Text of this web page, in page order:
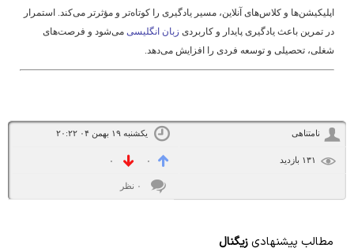
اپلیکیشن‌ها و کلاس‌های آنلاین، مسیر یادگیری را کوتاه‌تر و مؤثرتر می‌کند. استمرار
در تمرین باعث یادگیری پایدار و کاربردیزبان انگلیسیمی‌شود و فرصت‌های
شغلی، تحصیلی و توسعه فردی را افزایش می‌دهد.
نامتناهی یکشنبه ۱۹ بهمن ۰۴ ۲۰:۲۲
۱۳۱ بازديد